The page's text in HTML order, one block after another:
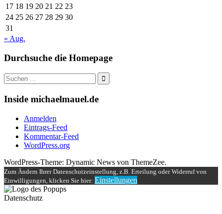
17 18 19 20 21 22 23
24 25 26 27 28 29 30
31
« Aug.
Durchsuche die Homepage
Suche
nach:
Inside michaelmauel.de
Anmelden
Eintrags-Feed
Kommentar-Feed
WordPress.org
WordPress-Theme: Dynamic News von ThemeZee.
Zum Ändern Ihrer Datenschutzeinstellung, z.B. Erteilung oder Widerruf von
Einwilligungen, klicken Sie hier: Einstellungen
Datenschutz